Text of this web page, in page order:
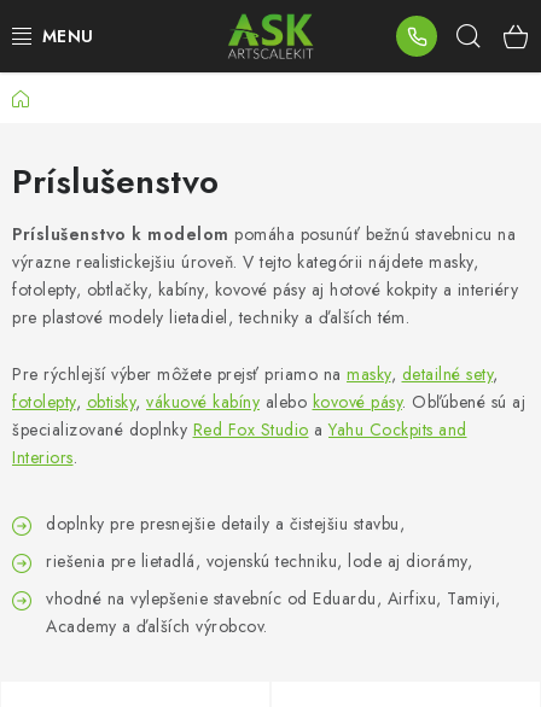
na
BLOG
SUMMER DAYS
WARHAMMER
ASK PRODUKTY
PLASTOVÉ MODELY
FARBY & POMÔCKY
PUBLIKÁCIE
Domov
Príslušenstvo
Príslušenstvo k modelom pomáha posunúť bežnú stavebnicu na
výrazne realistickejšiu úroveň. V tejto kategórii nájdete masky,
fotolepty, obtlačky, kabíny, kovové pásy aj hotové kokpity a interiéry
pre plastové modely lietadiel, techniky a ďalších tém.
Pre rýchlejší výber môžete prejsť priamo na masky, detailné sety,
fotolepty, obtisky, vákuové kabíny alebo kovové pásy. Obľúbené sú aj
špecializované doplnky Red Fox Studio aYahu Cockpits and
Interiors.
doplnky pre presnejšie detaily a čistejšiu stavbu,
riešenia pre lietadlá, vojenskú techniku, lode aj diorámy,
vhodné na vylepšenie stavebníc od Eduardu, Airfixu, Tamiyi,
Academy a ďalších výrobcov.